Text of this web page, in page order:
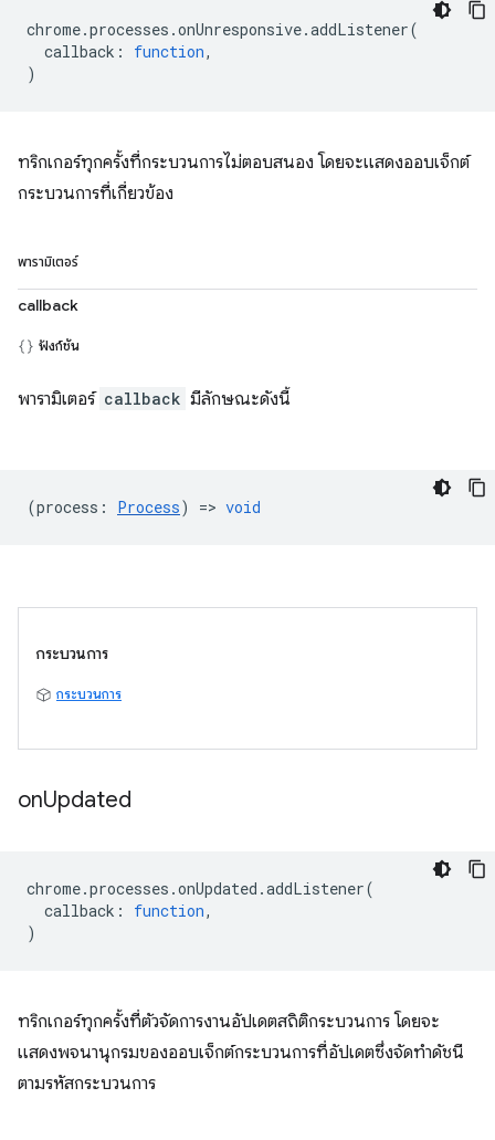
chrome.processes .onUnresponsive.addListener(
callback : function,
)
ทริกเกอร์ทุกครั้งที่กระบวนการไม่ตอบสนอง โดยจะแสดงออบเจ็กต์
กระบวนการที่เกี่ยวข้อง
พารามิเตอร์
callback
ฟังก์ชัน
พารามิเตอร์ callback มีลักษณะดังนี้
(process : Process) => void
กระบวนการ
กระบวนการ
onUpdated
chrome.processes .onUpdated .addListener(
callback : function,
)
ทริกเกอร์ทุกครั้งที่ตัวจัดการงานอัปเดตสถิติกระบวนการ โดยจะ
แสดงพจนานุกรมของออบเจ็กต์กระบวนการที่อัปเดตซึ่งจัดทำดัชนี
ตามรหัสกระบวนการ